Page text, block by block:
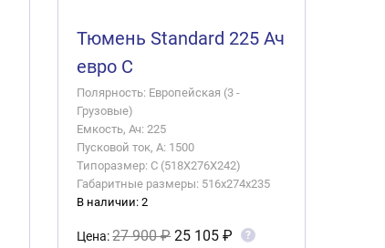
Тюмень Standard 225 Ач
евро C
Полярность: Европейская (3 -
Грузовые)
Емкость, Ач: 225
Пусковой ток, А: 1500
Типоразмер: C (518X276X242)
Габаритные размеры: 516x274x235
В наличии: 2
Цена:27 900 ₽ 25 105 ₽ ?